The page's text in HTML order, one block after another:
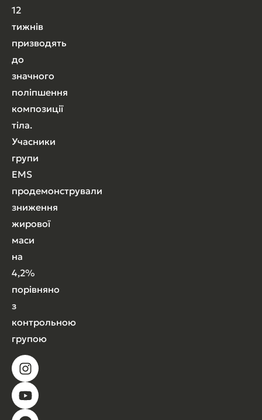
12
тижнів
призводять
до
значного
поліпшення
композиції
тіла.
Учасники
групи
EMS
продемонстрували
зниження
жирової
маси
на
4,2%
порівняно
з
контрольною
групою